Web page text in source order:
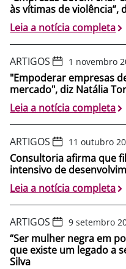
às vítimas de violência”,
Leia a notícia completa
ARTIGOS 1 novembro
"Empoderar empresas
mercado", diz Natália
Leia a notícia completa
ARTIGOS 11 outubro
Consultoria afirma que
intensivo de
Leia a notícia completa
ARTIGOS 9 setembro
“Ser mulher negra em
que existe um legado a
Silva